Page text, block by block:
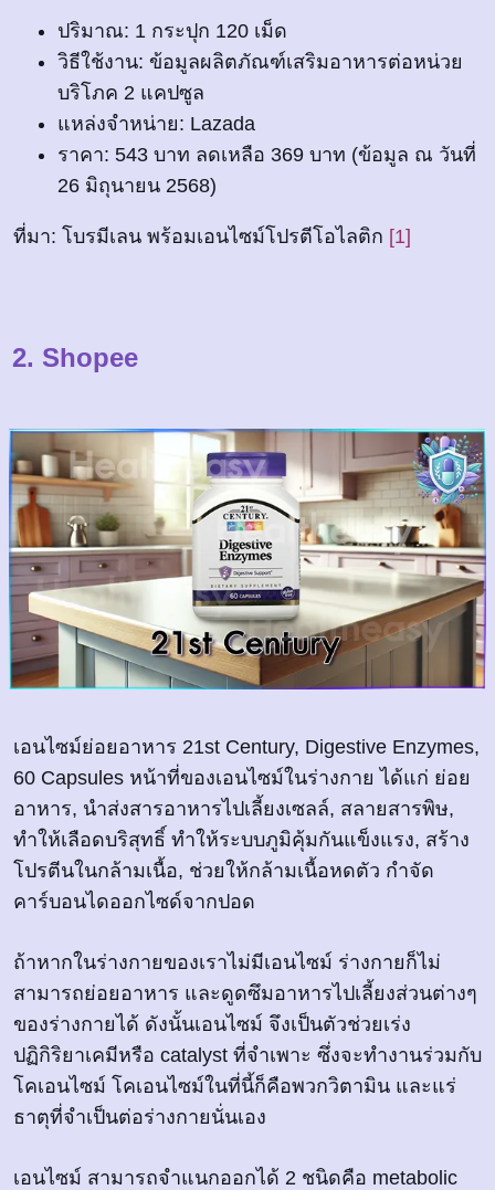
ปริมาณ: 1 กระปุก 120 เม็ด
วิธีใช้งาน: ข้อมูลผลิตภัณฑ์เสริมอาหารต่อหน่วย
บริโภค 2 แคปซูล
แหล่งจำหน่าย: Lazada
ราคา: 543 บาท ลดเหลือ 369 บาท (ข้อมูล ณ วันที่
26 มิถุนายน 2568)
ที่มา: โบรมีเลน พร้อมเอนไซม์โปรตีโอไลติก [1]
2. Shopee
เอนไซม์ย่อยอาหาร 21st Century, Digestive Enzymes,
60 Capsules หน้าที่ของเอนไซม์ในร่างกาย ได้แก่ ย่อย
อาหาร, นำส่งสารอาหารไปเลี้ยงเซลล์, สลายสารพิษ,
ทำให้เลือดบริสุทธิ์ ทำให้ระบบภูมิคุ้มกันแข็งแรง, สร้าง
โปรตีนในกล้ามเนื้อ, ช่วยให้กล้ามเนื้อหดตัว กำจัด
คาร์บอนไดออกไซด์จากปอด
ถ้าหากในร่างกายของเราไม่มีเอนไซม์ ร่างกายก็ไม่
สามารถย่อยอาหาร และดูดซึมอาหารไปเลี้ยงส่วนต่างๆ
ของร่างกายได้ ดังนั้นเอนไซม์ จึงเป็นตัวช่วยเร่ง
ปฏิกิริยาเคมีหรือ catalyst ที่จำเพาะ ซึ่งจะทำงานร่วมกับ
โคเอนไซม์ โคเอนไซม์ในที่นี้ก็คือพวกวิตามิน และแร่
ธาตุที่จำเป็นต่อร่างกายนั่นเอง
เอนไซม์ สามารถจำแนกออกได้ 2 ชนิดคือ metabolic